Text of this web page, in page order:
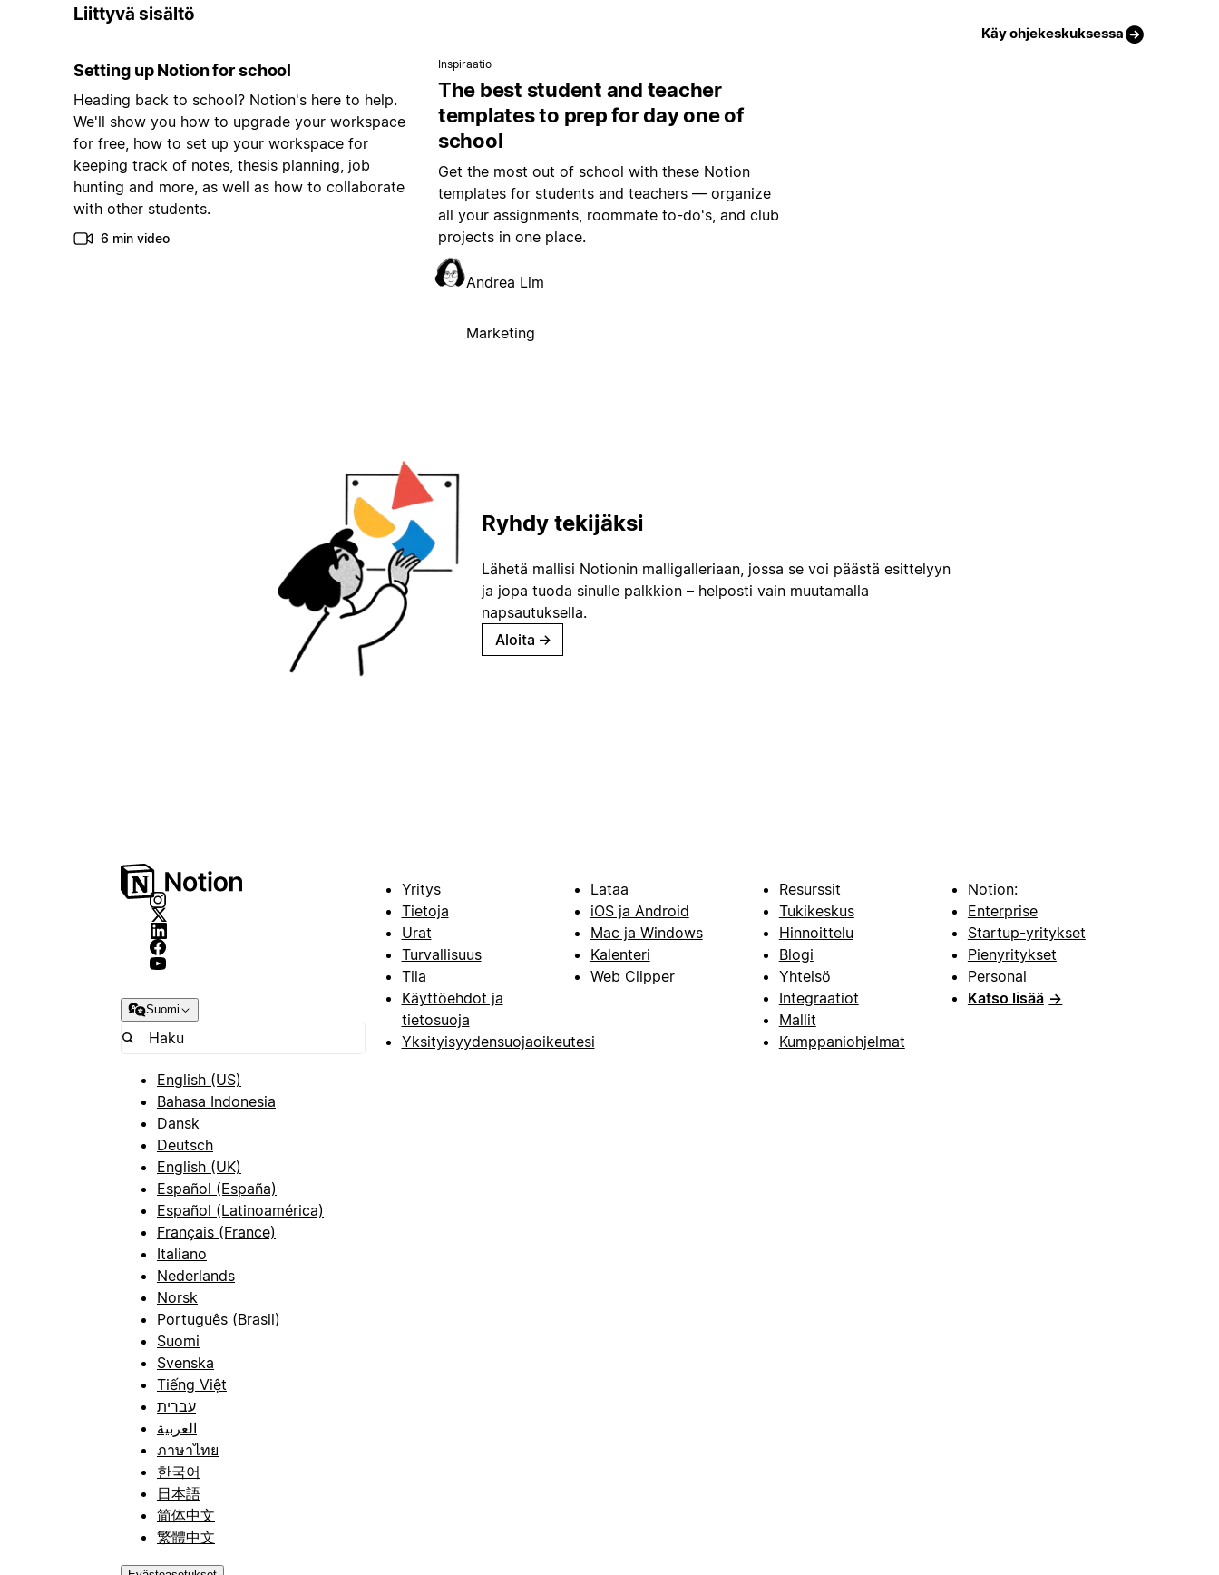
Liittyvä sisältö
Käy ohjekeskuksessa
Setting up Notion for school
Heading back to school? Notion's here to help.
We'll show you how to upgrade your workspace
for free, how to set up your workspace for
keeping track of notes, thesis planning, job
hunting and more, as well as how to collaborate
with other students.
6 min video
Inspiraatio
The best student and teacher
templates to prep for day one of
school
Get the most out of school with these Notion
templates for students and teachers — organize
all your assignments, roommate to-do's, and club
projects in one place.
Andrea Lim
Marketing
Ryhdy tekijäksi
Lähetä mallisi Notionin malligalleriaan, jossa se voi päästä esittelyyn
ja jopa tuoda sinulle palkkion – helposti vain muutamalla
napsautuksella.
Aloita →
Suomi
English (US)
Bahasa Indonesia
Dansk
Deutsch
English (UK)
Español (España)
Español (Latinoamérica)
Français (France)
Italiano
Nederlands
Norsk
Português (Brasil)
Suomi
Svenska
Tiếng Việt
עברית
العربية
ภาษาไทย
한국어
日本語
简体中文
繁體中文
Yritys
Tietoja
Urat
Turvallisuus
Tila
Käyttöehdot ja
tietosuoja
Yksityisyydensuojaoikeutesi
Lataa
iOS ja Android
Mac ja Windows
Kalenteri
Web Clipper
Resurssit
Tukikeskus
Hinnoittelu
Blogi
Yhteisö
Integraatiot
Mallit
Kumppaniohjelmat
Notion:
Enterprise
Startup-yritykset
Pienyritykset
Personal
Katso lisää →